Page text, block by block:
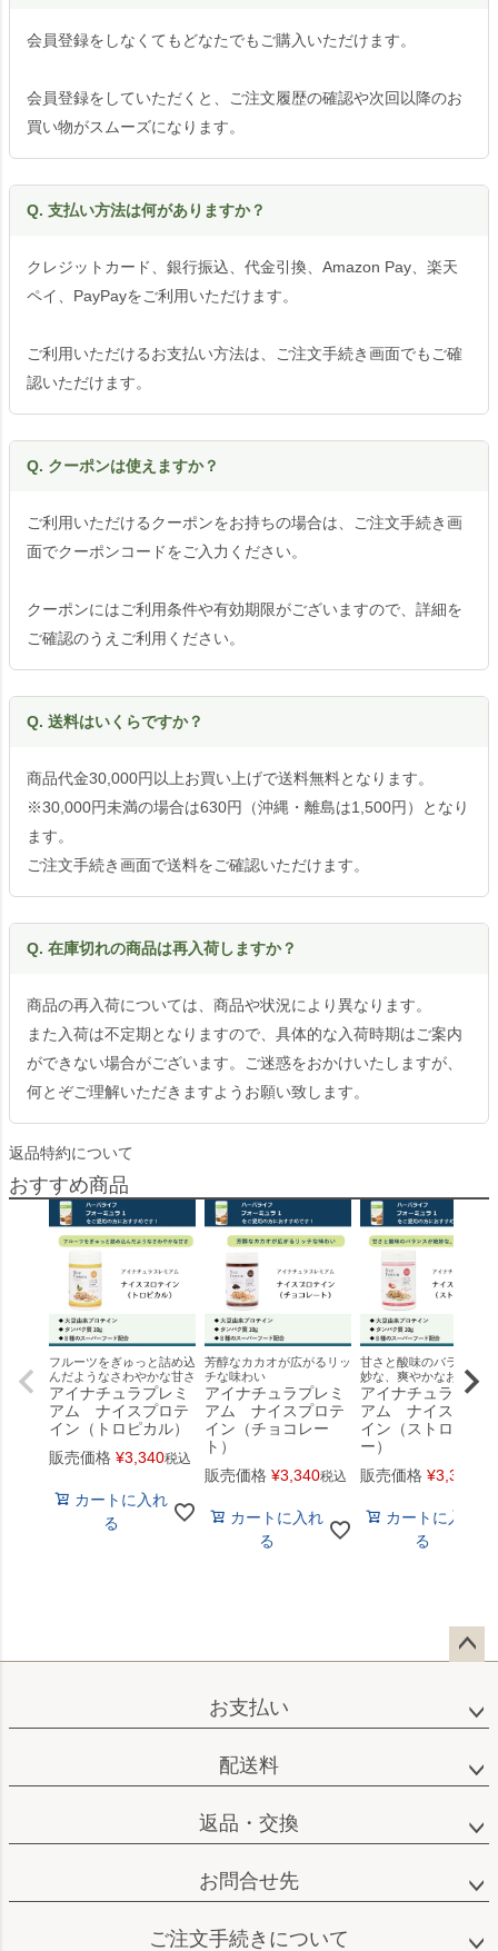
会員登録をしなくてもどなたでもご購入いただけます。
会員登録をしていただくと、ご注文履歴の確認や次回以降のお
買い物がスムーズになります。
Q. 支払い方法は何がありますか？
クレジットカード、銀行振込、代金引換、Amazon Pay、楽天
ペイ、PayPayをご利用いただけます。
ご利用いただけるお支払い方法は、ご注文手続き画面でもご確
認いただけます。
Q. クーポンは使えますか？
ご利用いただけるクーポンをお持ちの場合は、ご注文手続き画
面でクーポンコードをご入力ください。
クーポンにはご利用条件や有効期限がございますので、詳細を
ご確認のうえご利用ください。
Q. 送料はいくらですか？
商品代金30,000円以上お買い上げで送料無料となります。
※30,000円未満の場合は630円（沖縄・離島は1,500円）となり
ます。
ご注文手続き画面で送料をご確認いただけます。
Q. 在庫切れの商品は再入荷しますか？
商品の再入荷については、商品や状況により異なります。
また入荷は不定期となりますので、具体的な入荷時期はご案内
ができない場合がございます。ご迷惑をおかけいたしますが、
何とぞご理解いただきますようお願い致します。
返品特約について
おすすめ商品
フルーツをぎゅっと詰め込
んだようなさわやかな甘さ
アイナチュラプレミ
アム ナイスプロテ
イン（トロピカル）
販売価格 ¥3,340税込
カートに入れ
る
芳醇なカカオが広がるリッ
チな味わい
アイナチュラプレミ
アム ナイスプロテ
イン（チョコレー
ト）
販売価格 ¥3,340税込
カートに入れ
る
甘さと酸味のバランスが
妙な、爽やかなおいしさ
アイナチュラプレ
アム ナイスプロ
イン（ストロベリ
ー）
販売価格 ¥3,340
カートに入れ
る
ップ
お支払い
配送料
返品・交換
お問合せ先
ご注文手続きについて